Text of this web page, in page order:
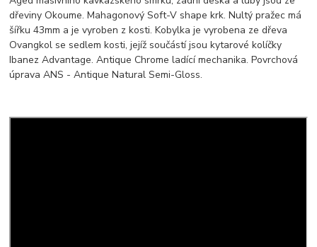
dřeviny Okoume. Mahagonový Soft-V shape krk. Nultý pražec má
šířku 43mm a je vyroben z kosti. Kobylka je vyrobena ze dřeva
Ovangkol se sedlem kosti, jejíž součástí jsou kytarové kolíčky
Ibanez Advantage. Antique Chrome ladící mechanika. Povrchová
úprava ANS - Antique Natural Semi-Gloss.